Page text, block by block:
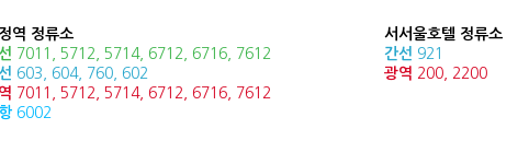
역 정류소
7011, 5712, 5714, 6712, 6716, 7612
603, 604, 760, 602
7011, 5712, 5714, 6712, 6716, 7612
6002
서서울호텔 정류소
간선 921
광역 200, 2200